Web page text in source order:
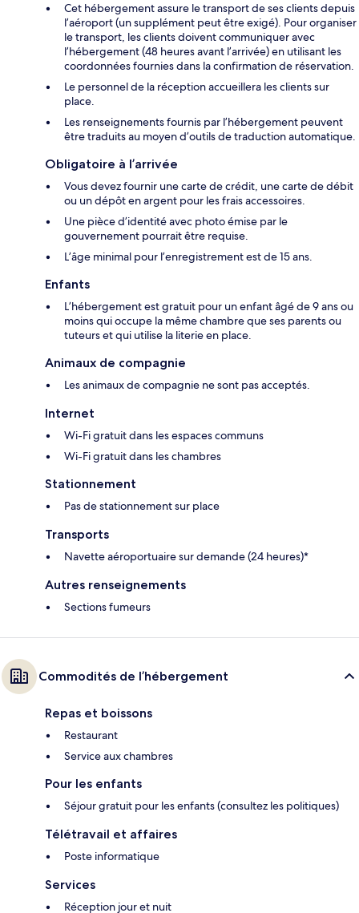
Cet hébergement assure le transport de ses clients depuis
l’aéroport (un supplément peut être exigé). Pour organiser
le transport, les clients doivent communiquer avec
l’hébergement (48 heures avant l’arrivée) en utilisant les
coordonnées fournies dans la confirmation de réservation.
Le personnel de la réception accueillera les clients sur
place.
Les renseignements fournis par l’hébergement peuvent
être traduits au moyen d’outils de traduction automatique.
Obligatoire à l’arrivée
Vous devez fournir une carte de crédit, une carte de débit
ou un dépôt en argent pour les frais accessoires.
Une pièce d’identité avec photo émise par le
gouvernement pourrait être requise.
L’âge minimal pour l’enregistrement est de 15 ans.
Enfants
L’hébergement est gratuit pour un enfant âgé de 9 ans ou
moins qui occupe la même chambre que ses parents ou
tuteurs et qui utilise la literie en place.
Animaux de compagnie
Les animaux de compagnie ne sont pas acceptés.
Internet
Wi-Fi gratuit dans les espaces communs
Wi-Fi gratuit dans les chambres
Stationnement
Pas de stationnement sur place
Transports
Navette aéroportuaire sur demande (24 heures)*
Autres renseignements
Sections fumeurs
Commodités de l’hébergement
Repas et boissons
Restaurant
Service aux chambres
Pour les enfants
Séjour gratuit pour les enfants (consultez les politiques)
Télétravail et affaires
Poste informatique
Services
Réception jour et nuit